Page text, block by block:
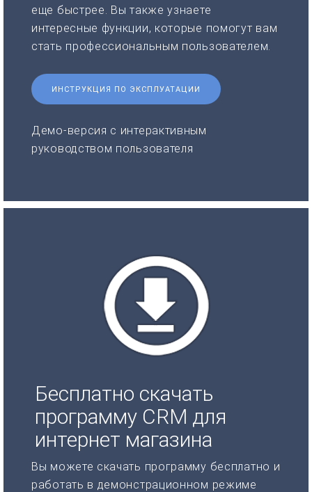
еще быстрее. Вы также узнаете
интересные функции, которые помогут вам
стать профессиональным пользователем.
ИНСТРУКЦИЯ ПО ЭКСПЛУАТАЦИИ
Демо-версия с интерактивным
руководством пользователя
Бесплатно скачать
программу CRM для
интернет магазина
Вы можете скачать программу бесплатно и
работать в демонстрационном режиме